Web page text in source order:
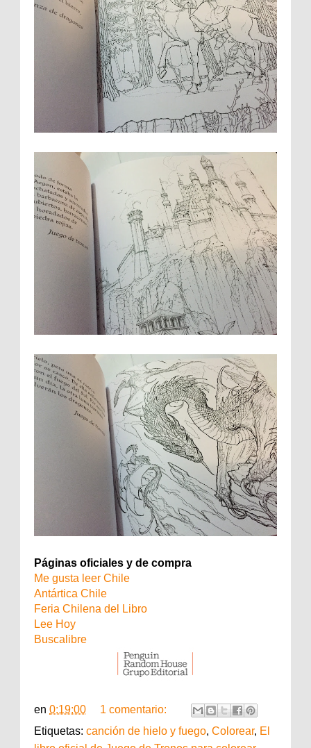
Páginas oficiales y de compra
Me gusta leer Chile
Antártica Chile
Feria Chilena del Libro
Lee Hoy
Buscalibre
en 0:19:00
1 comentario:
Etiquetas: canción de hielo y fuego, Colorear, El